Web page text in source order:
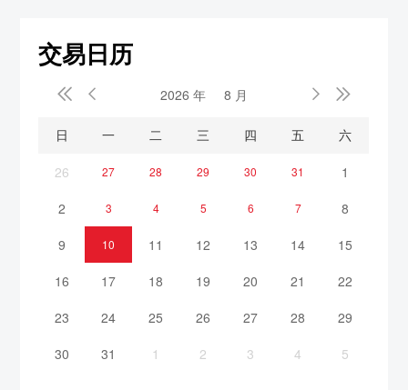
交易日历
  2026 年 8 月  
日 一 二 三 四 五 六
26 27 28 29 30 31
1
2
3 4 5 6 7
8
9
10 11 12 13 14
15
16
17 18 19 20 21
22
23
24 25 26 27 28
29
30
31 1 2 3 4 5